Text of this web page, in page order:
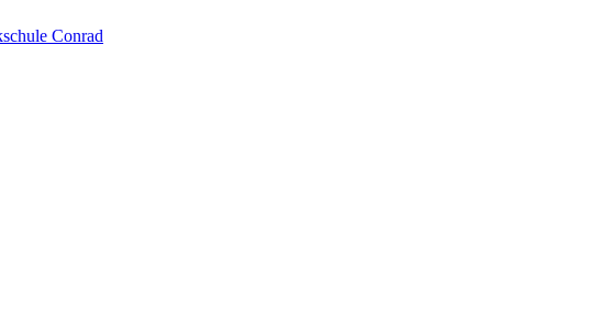
Conrad